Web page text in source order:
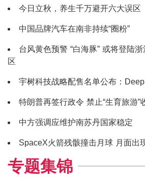
今日立秋，养生千万避开六大误区
中国品牌汽车在南非持续“圈粉”
台风黄色预警 “白海豚” 或将登陆
区
宇树科技战略配售名单公布：
特朗普再签行政令 禁止“生育旅游”
中方强调应维护南苏丹国家稳定
SpaceX火箭残骸撞击月球 月面出
专题集锦